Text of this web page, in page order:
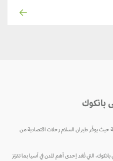
يوفّر طيران السلام رحلات اقتصادية من
التي تُعّد إحدى أهم المدن في آسيا بما تتميّز